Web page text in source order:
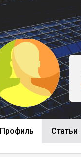
Профиль Cтатьи